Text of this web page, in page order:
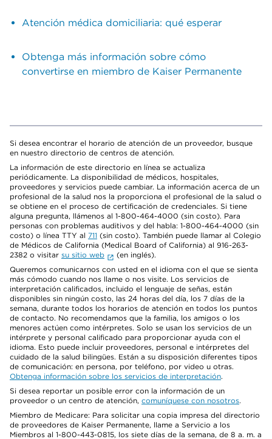
Atención médica domiciliaria: qué esperar
Obtenga más información sobre cómo
convertirse en miembro de Kaiser Permanente
Si desea encontrar el horario de atención de un proveedor, busque
en nuestro directorio de centros de atención.
La información de este directorio en línea se actualiza
periódicamente. La disponibilidad de médicos, hospitales,
proveedores y servicios puede cambiar. La información acerca de un
profesional de la salud nos la proporciona el profesional de la salud o
se obtiene en el proceso de certificación de credenciales. Si tiene
alguna pregunta, llámenos al 1-800-464-4000 (sin costo). Para
personas con problemas auditivos y del habla: 1-800-464-4000 (sin
costo) o línea TTY al 711 (sin costo). También puede llamar al Colegio
de Médicos de California (Medical Board of California) al 916-263-
2382 o visitar su sitio web
(en inglés).
Queremos comunicarnos con usted en el idioma con el que se sienta
más cómodo cuando nos llame o nos visite. Los servicios de
interpretación calificados, incluido el lenguaje de señas, están
disponibles sin ningún costo, las 24 horas del día, los 7 días de la
semana, durante todos los horarios de atención en todos los puntos
de contacto. No recomendamos que la familia, los amigos o los
menores actúen como intérpretes. Solo se usan los servicios de un
intérprete y personal calificado para proporcionar ayuda con el
idioma. Esto puede incluir proveedores, personal e intérpretes del
cuidado de la salud bilingües. Están a su disposición diferentes tipos
de comunicación: en persona, por teléfono, por video u otras.
Obtenga información sobre los servicios de interpretación.
Si desea reportar un posible error con la información de un
proveedor o un centro de atención, comuníquese con nosotros.
Miembro de Medicare: Para solicitar una copia impresa del directorio
de proveedores de Kaiser Permanente, llame a Servicio a los
Miembros al 1-800-443-0815, los siete días de la semana, de 8 a. m. a